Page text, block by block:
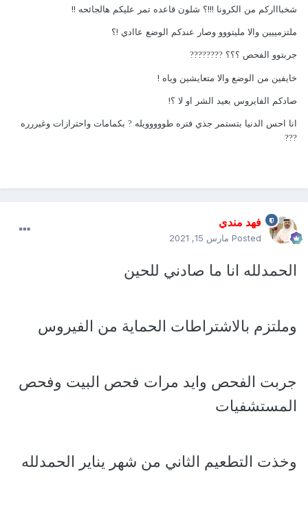
شخباااركم من الكرونا !!!؟ شلون قاعده تمر عليكم هالجائحه !!
ملتزمييين والا مليتووو وصار عندكم الوضع عاادي !؟
جربتوو الفحص ؟؟؟ ??
??
??
??
خايفين من الوضع والا متعايشين وياه !
صادكم الفايروس بعيد الشر او لا ؟!
انا احس الدنيا بتستمر جذي فتره طووووويله ?بكمامات واحترازات وغيررره
?
?
?
فهد مندي
Posted مارس 15, 2021
الحمدلله انا ما صادني للحين
وملتزم بالاشتراطات الحماية من الفيروس
جربت الفحص وايد مرات فحص البيت وفحص
المستشفيات
وخذت التطعيم الثاني من شهر يناير الحمدلله